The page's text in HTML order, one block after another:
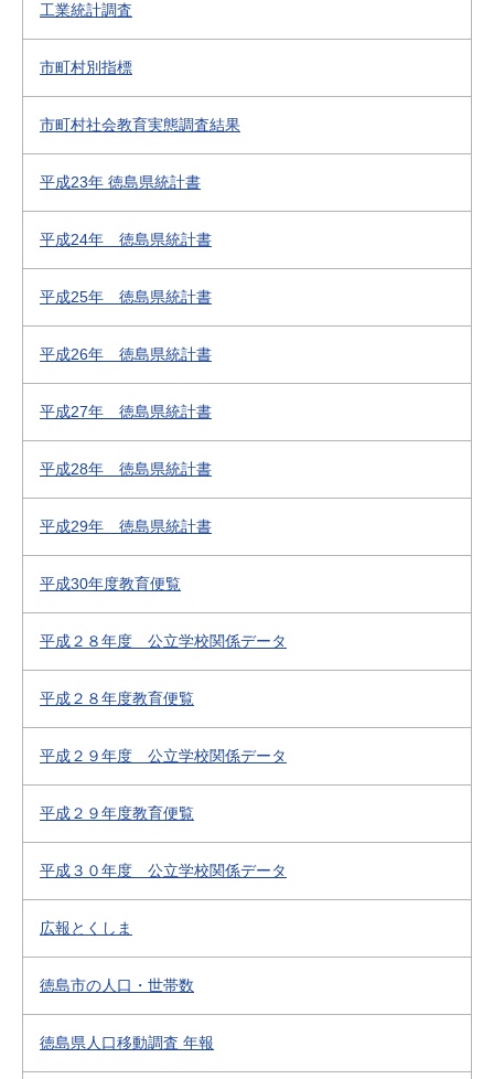
工業統計調査
市町村別指標
市町村社会教育実態調査結果
平成23年 徳島県統計書
平成24年 徳島県統計書
平成25年 徳島県統計書
平成26年 徳島県統計書
平成27年 徳島県統計書
平成28年 徳島県統計書
平成29年 徳島県統計書
平成30年度教育便覧
平成２８年度 公立学校関係データ
平成２８年度教育便覧
平成２９年度 公立学校関係データ
平成２９年度教育便覧
平成３０年度 公立学校関係データ
広報とくしま
徳島市の人口・世帯数
徳島県人口移動調査 年報